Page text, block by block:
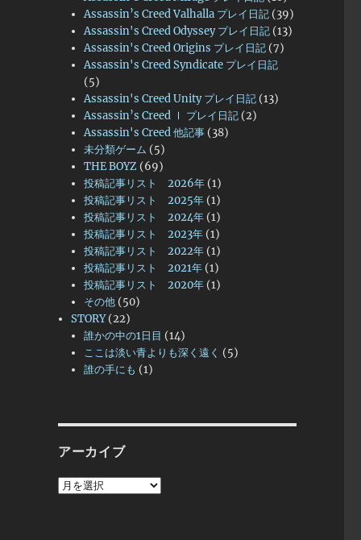
Assassin’s Creed Valhalla プレイ日記 (39)
Assassin's Creed Odyssey プレイ日記 (13)
Assassin's Creed Origins プレイ日記 (7)
Assassin's Creed Syndicate プレイ日記
(5)
Assassin's Creed Unity プレイ日記 (13)
Assassin’s Creed Ⅰ プレイ日記 (2)
Assassin's Creed 他記事 (38)
未分類ゲーム (5)
THE BOYZ (69)
投稿記事リスト 2026年 (1)
投稿記事リスト 2025年 (1)
投稿記事リスト 2024年 (1)
投稿記事リスト 2023年 (1)
投稿記事リスト 2022年 (1)
投稿記事リスト 2021年 (1)
投稿記事リスト 2020年 (1)
その他 (50)
STORY(22)
誰かの中の1日目 (14)
ここは淡い青よりも深く遠く (5)
誰の手にも (1)
アーカイブ
ア